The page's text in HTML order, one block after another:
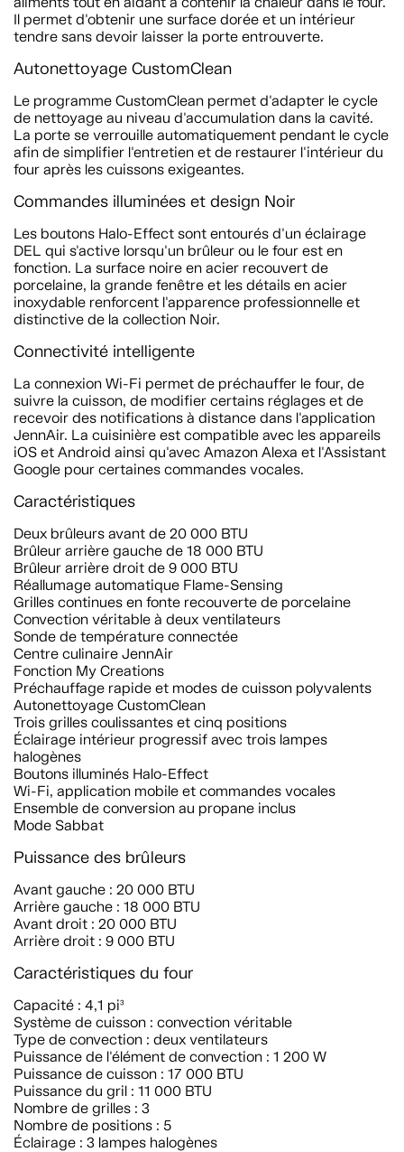
Il permet d'obtenir une surface dorée et un intérieur
tendre sans devoir laisser la porte entrouverte.
Autonettoyage CustomClean
Le programme CustomClean permet d'adapter le cycle
de nettoyage au niveau d'accumulation dans la cavité.
La porte se verrouille automatiquement pendant le cycle
afin de simplifier l'entretien et de restaurer l'intérieur du
four après les cuissons exigeantes.
Commandes illuminées et design Noir
Les boutons Halo-Effect sont entourés d'un éclairage
DEL qui s'active lorsqu'un brûleur ou le four est en
fonction. La surface noire en acier recouvert de
porcelaine, la grande fenêtre et les détails en acier
inoxydable renforcent l'apparence professionnelle et
distinctive de la collection Noir.
Connectivité intelligente
La connexion Wi-Fi permet de préchauffer le four, de
suivre la cuisson, de modifier certains réglages et de
recevoir des notifications à distance dans l'application
JennAir. La cuisinière est compatible avec les appareils
iOS et Android ainsi qu'avec Amazon Alexa et l'Assistant
Google pour certaines commandes vocales.
Caractéristiques
Deux brûleurs avant de 20 000 BTU
Brûleur arrière gauche de 18 000 BTU
Brûleur arrière droit de 9 000 BTU
Réallumage automatique Flame-Sensing
Grilles continues en fonte recouverte de porcelaine
Convection véritable à deux ventilateurs
Sonde de température connectée
Centre culinaire JennAir
Fonction My Creations
Préchauffage rapide et modes de cuisson polyvalents
Autonettoyage CustomClean
Trois grilles coulissantes et cinq positions
Éclairage intérieur progressif avec trois lampes
halogènes
Boutons illuminés Halo-Effect
Wi-Fi, application mobile et commandes vocales
Ensemble de conversion au propane inclus
Mode Sabbat
Puissance des brûleurs
Avant gauche : 20 000 BTU
Arrière gauche : 18 000 BTU
Avant droit : 20 000 BTU
Arrière droit : 9 000 BTU
Caractéristiques du four
Capacité : 4,1 pi³
Système de cuisson : convection véritable
Type de convection : deux ventilateurs
Puissance de l'élément de convection : 1 200 W
Puissance de cuisson : 17 000 BTU
Puissance du gril : 11 000 BTU
Nombre de grilles : 3
Nombre de positions : 5
Éclairage : 3 lampes halogènes